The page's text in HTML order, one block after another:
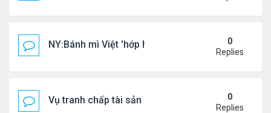
NY:Bánh mì Việt 'hớp hồn' thực khách Mỹ
0
Replies
Vụ tranh chấp tài sản của dv Đức Tiến
0
Replies